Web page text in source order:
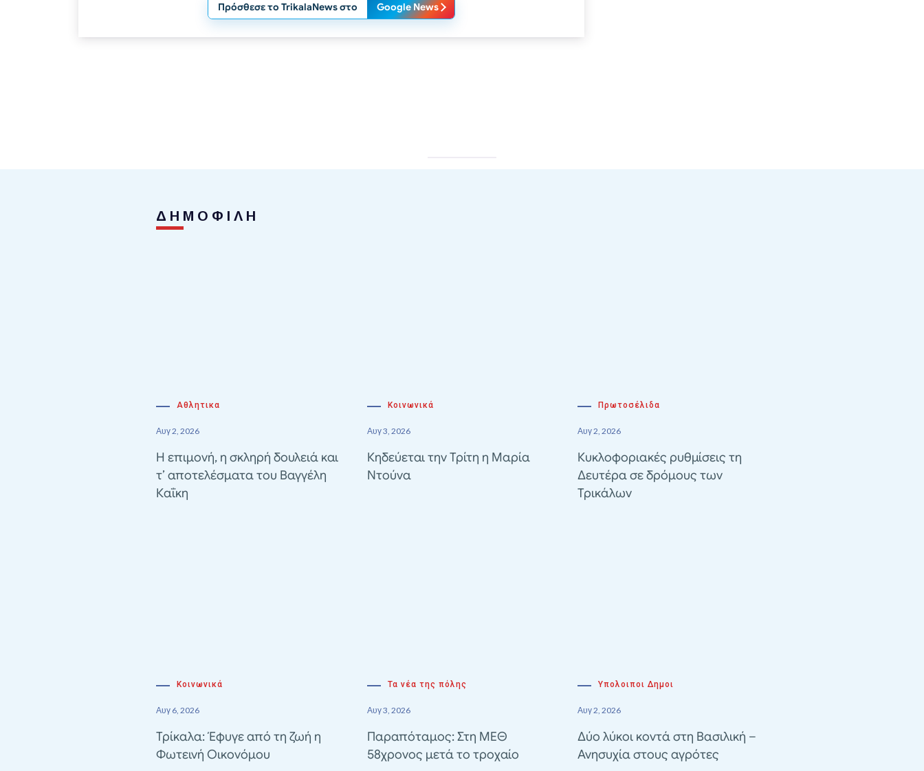
Πρόσθεσε το TrikalaNews στο Google News
ΔΗΜΟΦΙΛΗ
Αθλητικα
Αυγ 2, 2026
Η επιμονή, η σκληρή δουλειά και
τ’ αποτελέσματα του Βαγγέλη
Καΐκη
Κοινωνικά
Αυγ 3, 2026
Κηδεύεται την Τρίτη η Μαρία
Ντούνα
Πρωτοσέλιδα
Αυγ 2, 2026
Κυκλοφοριακές ρυθμίσεις τη
Δευτέρα σε δρόμους των
Τρικάλων
Κοινωνικά
Αυγ 6, 2026
Τρίκαλα: Έφυγε από τη ζωή η
Φωτεινή Οικονόμου
Τα νέα της πόλης
Αυγ 3, 2026
Παραπόταμος: Στη ΜΕΘ
58χρονος μετά το τροχαίο
Υπολοιποι Δημοι
Αυγ 2, 2026
Δύο λύκοι κοντά στη Βασιλική –
Ανησυχία στους αγρότες